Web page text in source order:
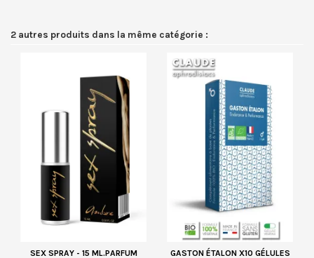
2 autres produits dans la même catégorie :
SEX SPRAY - 15 ML.PARFUM GASTON ÉTALON X10 GÉLULES